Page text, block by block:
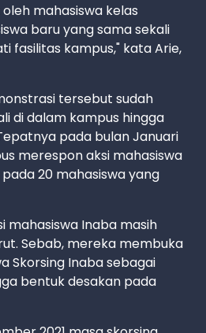
mahasiswa kelas
baru yang sama sekali
fasilitas kampus," kata Arie,
tersebut sudah
di dalam kampus hingga
pada bulan Januari
merespon aksi mahasiswa
20 mahasiswa yang
mahasiswa Inaba masih
Sebab, mereka membuka
Skorsing Inaba sebagai
bentuk desakan pada